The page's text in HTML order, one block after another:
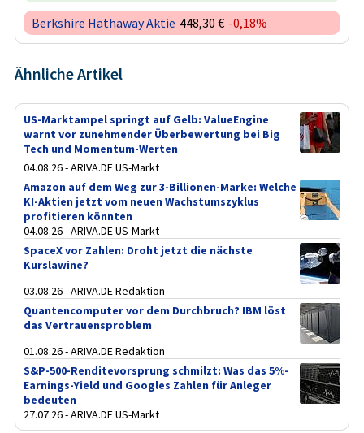
Berkshire Hathaway Aktie 448,30 € -0,18%
Ähnliche Artikel
US-Marktampel springt auf Gelb: ValueEngine
warnt vor zunehmender Überbewertung bei Big
Tech und Momentum-Werten
04.08.26 - ARIVA.DE US-Markt
Amazon auf dem Weg zur 3-Billionen-Marke: Welche
KI-Aktien jetzt vom neuen Wachstumszyklus
profitieren könnten
04.08.26 - ARIVA.DE US-Markt
SpaceX vor Zahlen: Droht jetzt die nächste
Kurslawine?
03.08.26 - ARIVA.DE Redaktion
Quantencomputer vor dem Durchbruch? IBM löst
das Vertrauensproblem
01.08.26 - ARIVA.DE Redaktion
S&P-500-Renditevorsprung schmilzt: Was das 5%-
Earnings-Yield und Googles Zahlen für Anleger
bedeuten
27.07.26 - ARIVA.DE US-Markt